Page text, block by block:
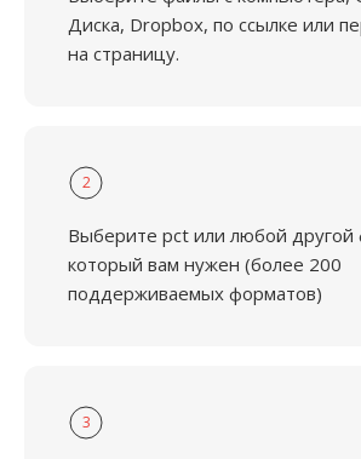
Диска, Dropbox, по ссылке или
на страницу.
2
Выберите pct или любой другой
который вам нужен (более 200
поддерживаемых форматов)
3